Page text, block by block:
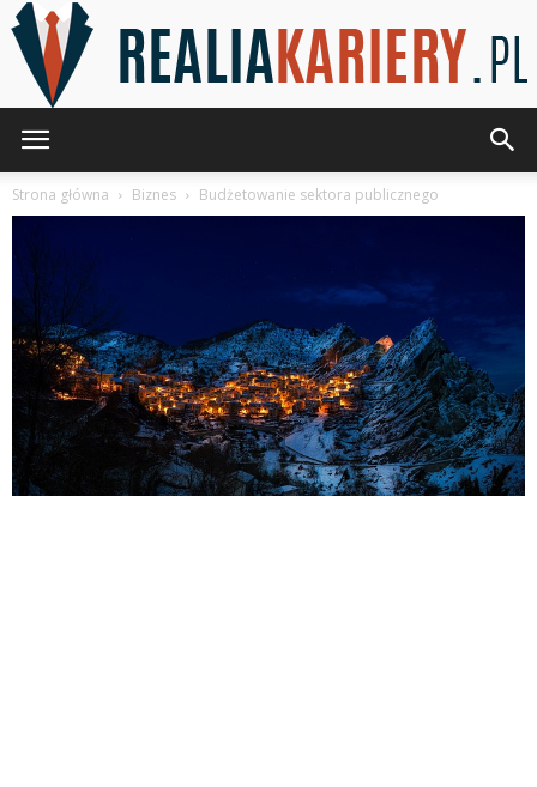
Strona główna Biznes Budżetowanie sektora publicznego